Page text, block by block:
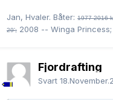
Jan, Hvaler. Båter: 1977-2016
29'; 2008 -- Winga
Fjordrafting
Svart